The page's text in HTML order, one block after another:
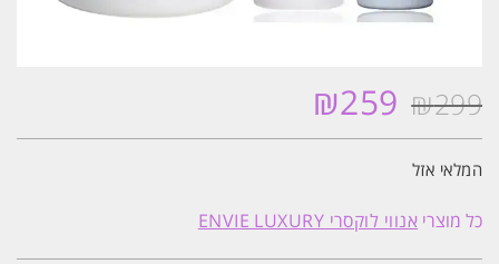
₪299
המחיר
₪259
המלאי אזל
כל מוצרי אנווי לוקסרי ENVIE LUXURY